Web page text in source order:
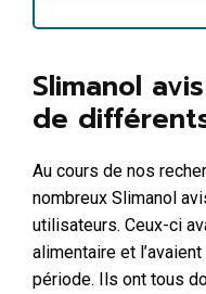
Slimanol
de
Au cours de nos
nombreux Slimanol
utilisateurs. Ceux-ci
alimentaire et
période. Ils ont tous